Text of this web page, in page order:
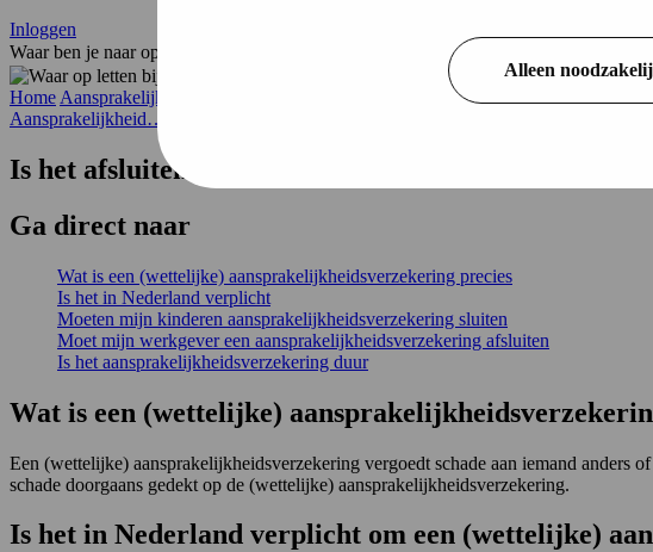
Alleen
Inloggen
Waar ben je naar op zoek?
Home Aansprakelijkheid…
Aansprakelijkheid…
Is het afsluiten van een
Ga direct naar
Wat is een (wettelijke) aansprakelijkheidsverzekering precies
Is het in Nederland verplicht
Moeten mijn kinderen aansprakelijkheidsverzekering sluiten
Moet mijn werkgever een aansprakelijkheidsverzekering afsluiten
Is het aansprakelijkheidsverzekering duur
Wat is een (wettelijke)
Een (wettelijke) aansprakelijkheidsverzekering vergoedt schade aan iemand anders
schade doorgaans gedekt op de (wettelijke) aansprakelijkheidsverzekering.
Is het in Nederland verplicht om een (wettelijke)